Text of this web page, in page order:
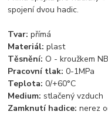
spojení dvou hadic.
Tvar: přímá
Materiál: plast
Těsnění: O - kroužkem
Pracovní tlak: 0-1MPa
Teplota: 0/+60°C
Medium: stlačený vzduch
Zamknutí hadice: nerez